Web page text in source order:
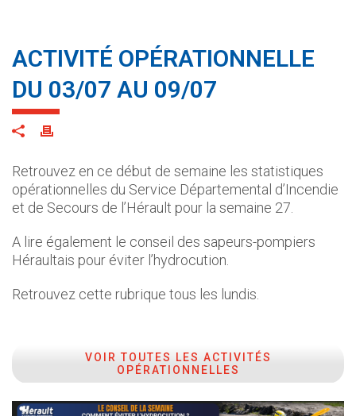
ACTIVITÉ OPÉRATIONNELLE
DU 03/07 AU 09/07
Retrouvez en ce début de semaine les statistiques
opérationnelles du Service Départemental d’Incendie
et de Secours de l’Hérault pour la semaine 27.
A lire également le conseil des sapeurs-pompiers
Héraultais pour éviter l’hydrocution.
Retrouvez cette rubrique tous les lundis.
VOIR TOUTES LES ACTIVITÉS
OPÉRATIONNELLES